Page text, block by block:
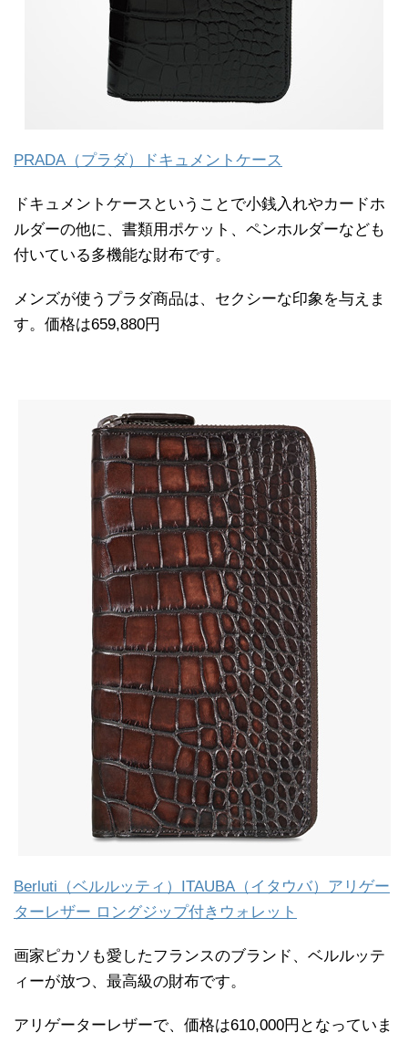
PRADA（プラダ）ドキュメントケース
ドキュメントケースということで小銭入れやカードホ
ルダーの他に、書類用ポケット、ペンホルダーなども
付いている多機能な財布です。
メンズが使うプラダ商品は、セクシーな印象を与えま
す。価格は659,880円
Berluti（ベルルッティ）ITAUBA（イタウバ）アリゲー
ターレザー ロングジップ付きウォレット
画家ピカソも愛したフランスのブランド、ベルルッテ
ィーが放つ、最高級の財布です。
アリゲーターレザーで、価格は610,000円となっていま